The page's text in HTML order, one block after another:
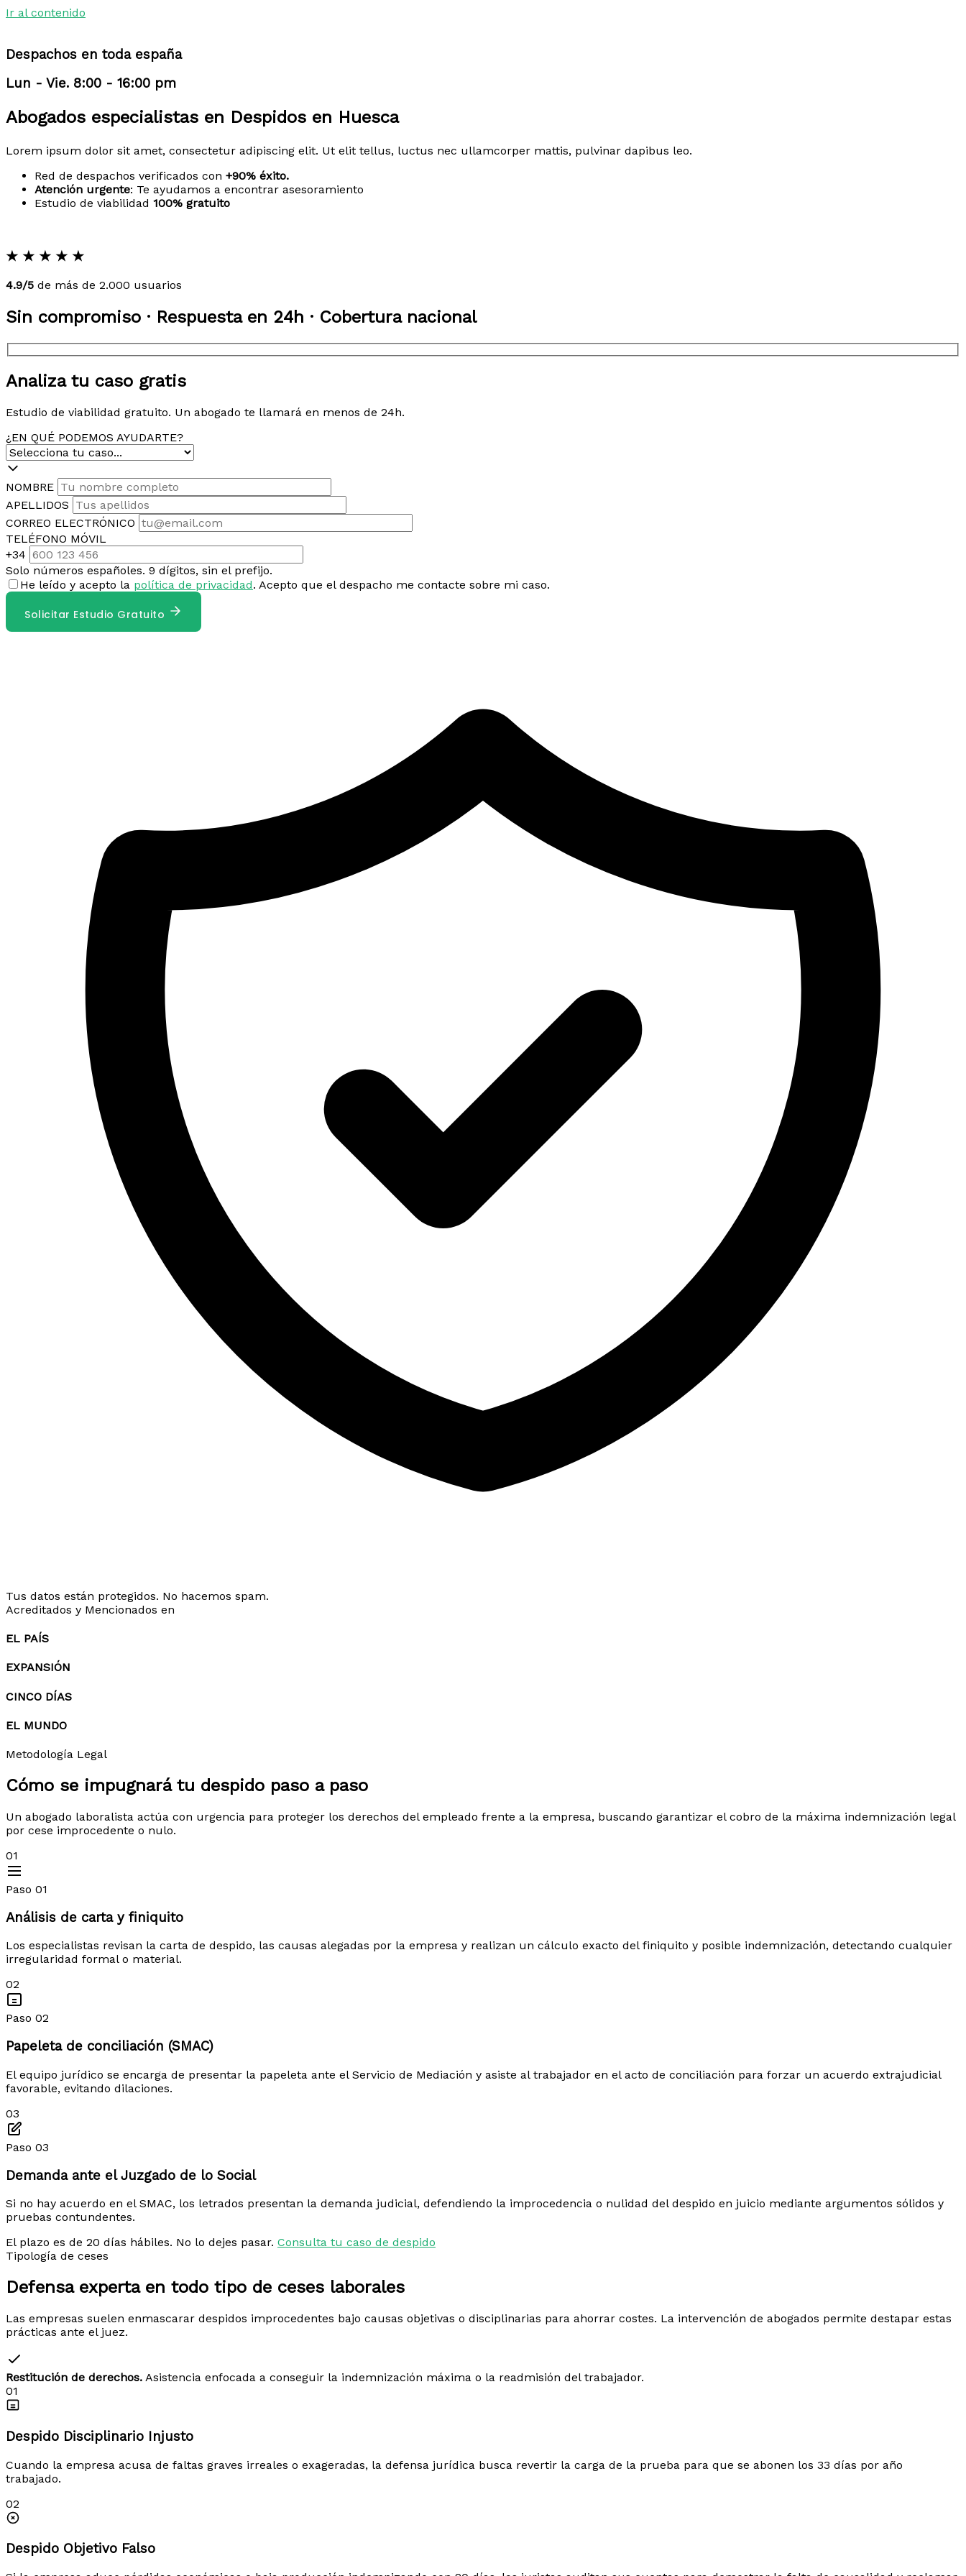
Ir al contenido
Despachos en toda españa
Lun - Vie. 8:00 - 16:00 pm
Abogados especialistas en Despidos en Huesca
Lorem ipsum dolor sit amet, consectetur adipiscing elit. Ut elit tellus, luctus nec ullamcorper mattis, pulvinar dapibus leo.
Red de despachos verificados con +90% éxito.
Atención urgente: Te ayudamos a encontrar asesoramiento
Estudio de viabilidad 100% gratuito
★ ★ ★ ★ ★
4.9/5 de más de 2.000 usuarios
Sin compromiso · Respuesta en 24h · Cobertura nacional
Analiza tu caso gratis
Estudio de viabilidad gratuito. Un abogado te llamará en menos de 24h.
¿EN QUÉ PODEMOS AYUDARTE?
NOMBRE
APELLIDOS
CORREO ELECTRÓNICO
TELÉFONO MÓVIL
+34
Solo números españoles. 9 dígitos, sin el prefijo.
He leído y acepto la política de privacidad. Acepto que el despacho me contacte sobre mi caso.
Solicitar Estudio Gratuito
Tus datos están protegidos. No hacemos spam.
Acreditados y Mencionados en
EL PAÍS
EXPANSIÓN
CINCO DÍAS
EL MUNDO
Metodología Legal
Cómo se impugnará tu despido paso a paso
Un abogado laboralista actúa con urgencia para proteger los derechos del empleado frente a la empresa, buscando garantizar el cobro de la máxima indemnización legal
por cese improcedente o nulo.
01
Paso 01
Análisis de carta y finiquito
Los especialistas revisan la carta de despido, las causas alegadas por la empresa y realizan un cálculo exacto del finiquito y posible indemnización, detectando cualquier
irregularidad formal o material.
02
Paso 02
Papeleta de conciliación (SMAC)
El equipo jurídico se encarga de presentar la papeleta ante el Servicio de Mediación y asiste al trabajador en el acto de conciliación para forzar un acuerdo extrajudicial
favorable, evitando dilaciones.
03
Paso 03
Demanda ante el Juzgado de lo Social
Si no hay acuerdo en el SMAC, los letrados presentan la demanda judicial, defendiendo la improcedencia o nulidad del despido en juicio mediante argumentos sólidos y
pruebas contundentes.
El plazo es de 20 días hábiles. No lo dejes pasar. Consulta tu caso de despido
Tipología de ceses
Defensa experta en todo tipo de ceses laborales
Las empresas suelen enmascarar despidos improcedentes bajo causas objetivas o disciplinarias para ahorrar costes. La intervención de abogados permite destapar estas
prácticas ante el juez.
Restitución de derechos. Asistencia enfocada a conseguir la indemnización máxima o la readmisión del trabajador.
01
Despido Disciplinario Injusto
Cuando la empresa acusa de faltas graves irreales o exageradas, la defensa jurídica busca revertir la carga de la prueba para que se abonen los 33 días por año
trabajado.
02
Despido Objetivo Falso